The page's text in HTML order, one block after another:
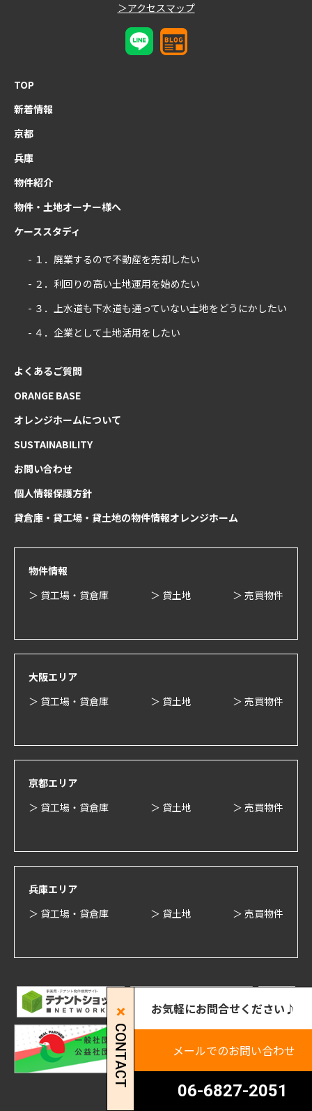
CONTACT
お気軽にお問合せください♪
メールでのお問い合わせ
06-6827-2051
＞アクセスマップ
TOP
新着情報
京都
兵庫
物件紹介
物件・土地オーナー様へ
ケーススタディ
- １．廃業するので不動産を売却したい
- ２．利回りの高い土地運用を始めたい
- ３．上水道も下水道も通っていない土地をどうにかしたい
- ４．企業として土地活用をしたい
よくあるご質問
ORANGE BASE
オレンジホームについて
SUSTAINABILITY
お問い合わせ
個人情報保護方針
貸倉庫・貸工場・貸土地の物件情報オレンジホーム
物件情報
＞ 貸工場・貸倉庫
＞ 貸土地 ＞ 売買物件
大阪エリア
＞ 貸工場・貸倉庫
＞ 貸土地 ＞ 売買物件
京都エリア
＞ 貸工場・貸倉庫
＞ 貸土地 ＞ 売買物件
兵庫エリア
＞ 貸工場・貸倉庫
＞ 貸土地 ＞ 売買物件